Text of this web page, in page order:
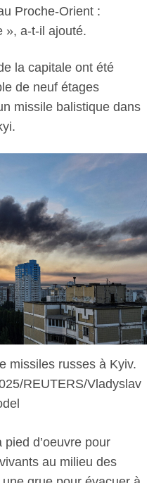
Proche-Orient :
», a-t-il ajouté.
la capitale ont été
de neuf étages
missile balistique dans
missiles russes à Kyiv.
REUTERS/Vladyslav
d’oeuvre pour
au milieu des